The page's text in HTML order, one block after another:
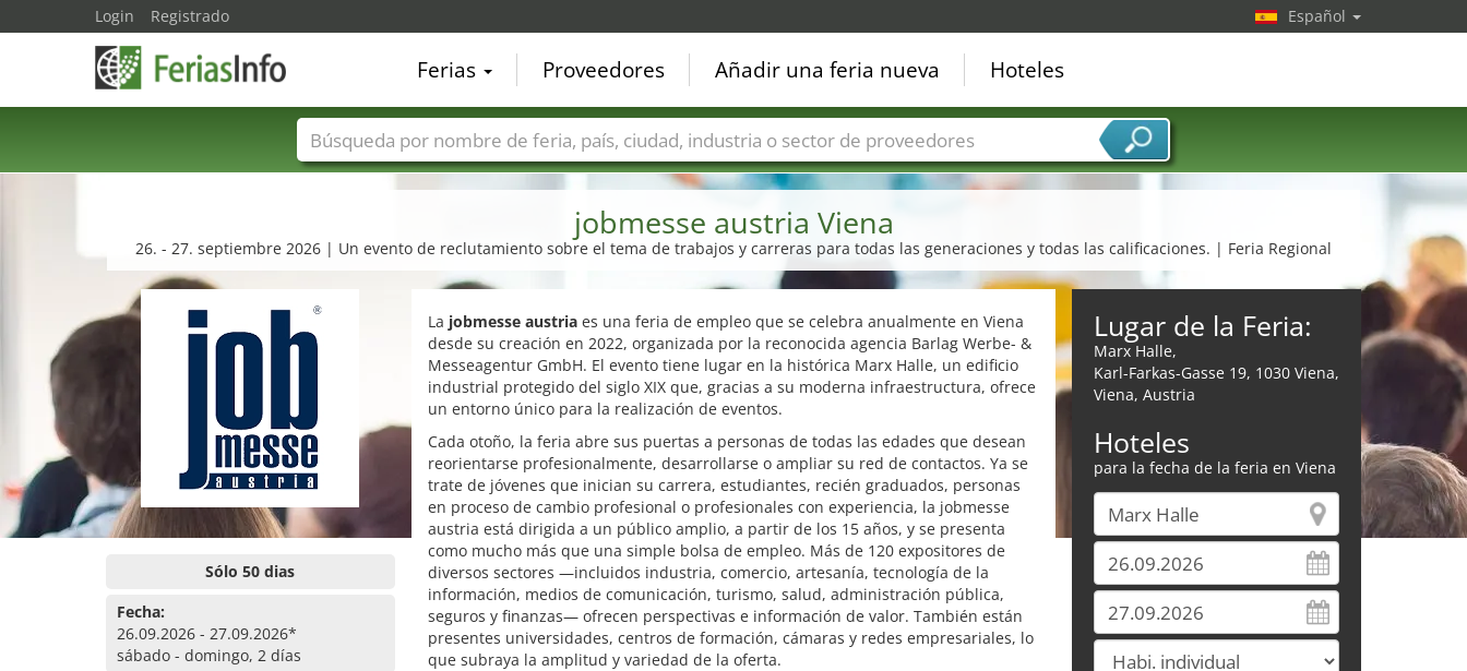
jobmesse austria Viena
26. - 27. septiembre 2026 | Un evento de reclutamiento sobre el tema de trabajos y carreras para todas las generaciones y todas las calificaciones. | Feria Regional
Sólo 50 dias
Fecha:
26.09.2026 - 27.09.2026*
sábado - domingo, 2 días
La jobmesse austriaes una feria de empleo que se celebra anualmente en Viena
desde su creación en 2022, organizada por la reconocida agencia Barlag Werbe- &
Messeagentur GmbH. El evento tiene lugar en la histórica Marx Halle, un edificio
industrial protegido del siglo XIX que, gracias a su moderna infraestructura, ofrece
un entorno único para la realización de eventos.
Cada otoño, la feria abre sus puertas a personas de todas las edades que desean
reorientarse profesionalmente, desarrollarse o ampliar su red de contactos. Ya se
trate de jóvenes que inician su carrera, estudiantes, recién graduados, personas
en proceso de cambio profesional o profesionales con experiencia, la jobmesse
austria está dirigida a un público amplio, a partir de los 15 años, y se presenta
como mucho más que una simple bolsa de empleo. Más de 120 expositores de
diversos sectores —incluidos industria, comercio, artesanía, tecnología de la
información, medios de comunicación, turismo, salud, administración pública,
seguros y finanzas— ofrecen perspectivas e información de valor. También están
presentes universidades, centros de formación, cámaras y redes empresariales, lo
que subraya la amplitud y variedad de la oferta.
Lugar de la Feria:
Marx Halle,
Karl-Farkas-Gasse 19, 1030 Viena,
Viena, Austria
Hoteles
para la fecha de la feria en Viena
Login Registrado Español
Ferias Proveedores Añadir una feria nueva Hoteles
Nombres de ferias Países Ciudades Sectores de ferias Sectores de proveedor de servicios